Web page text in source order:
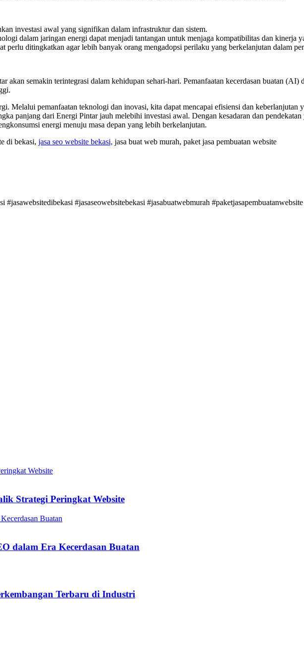
investasi awal yang signifikan dalam infrastruktur dan sistem.
dalam jaringan energi dapat menjadi tantangan untuk menjaga kompatibilitas dan kinerja
perlu ditingkatkan agar lebih banyak orang mengadopsi perilaku yang berkelanjutan dalam
akan semakin terintegrasi dalam kehidupan sehari-hari. Pemanfaatan kecerdasan buatan
Melalui pemanfaatan teknologi dan inovasi, kita dapat mencapai efisiensi dan keberlanjutan
panjang dari Energi Pintar jauh melebihi investasi awal. Dengan kesadaran dan
energi menuju masa depan yang lebih berkelanjutan.
di bekasi, jasa seo website bekasi, jasa buat web murah, paket jasa pembuatan website
#jasawebsitedibekasi #jasaseowebsitebekasi #jasabuatwebmurah #paketjasapembuatanwebsite
Strategi Peringkat Website
dalam Era Kecerdasan Buatan
Terbaru di Industri